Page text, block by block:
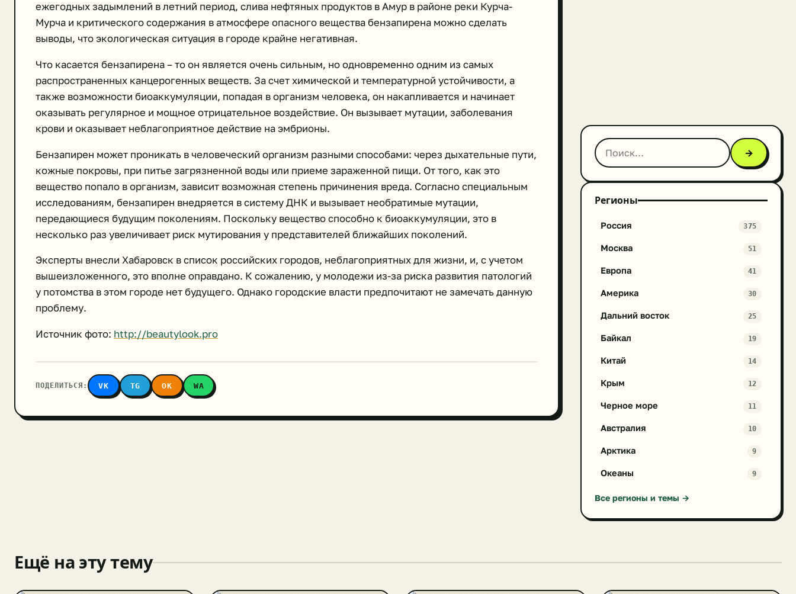
ежегодных задымлений в летний период, слива нефтяных продуктов в Амур в районе реки Курча-
Мурча и критического содержания в атмосфере опасного вещества бензапирена можно сделать
выводы, что экологическая ситуация в городе крайне негативная.
Что касается бензапирена – то он является очень сильным, но одновременно одним из самых
распространенных канцерогенных веществ. За счет химической и температурной устойчивости, а
также возможности биоаккумуляции, попадая в организм человека, он накапливается и начинает
оказывать регулярное и мощное отрицательное воздействие. Он вызывает мутации, заболевания
крови и оказывает неблагоприятное действие на эмбрионы.
Бензапирен может проникать в человеческий организм разными способами: через дыхательные пути,
кожные покровы, при питье загрязненной воды или приеме зараженной пищи. От того, как это
вещество попало в организм, зависит возможная степень причинения вреда. Согласно специальным
исследованиям, бензапирен внедряется в систему ДНК и вызывает необратимые мутации,
передающиеся будущим поколениям. Поскольку вещество способно к биоаккумуляции, это в
несколько раз увеличивает риск мутирования у представителей ближайших поколений.
Эксперты внесли Хабаровск в список российских городов, неблагоприятных для жизни, и, с учетом
вышеизложенного, это вполне оправдано. К сожалению, у молодежи из-за риска развития патологий
у потомства в этом городе нет будущего. Однако городские власти предпочитают не замечать данную
проблему.
Источник фото: http://beautylook.pro
ПОДЕЛИТЬСЯ: VK TG OK WA
→
Регионы
Россия 375
Москва 51
Европа 41
Америка 30
Дальний восток 25
Байкал 19
Китай 14
Крым 12
Черное море 11
Австралия 10
Арктика 9
Океаны 9
Все регионы и темы →
Ещё на эту тему